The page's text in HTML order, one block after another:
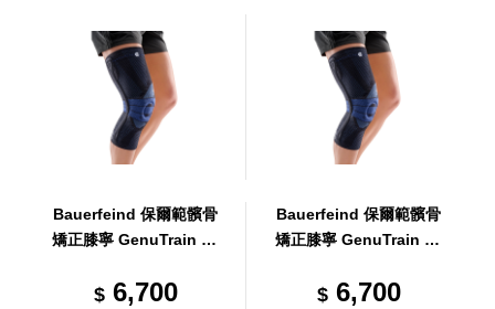
Bauerfeind 保爾範髕骨
矯正膝寧 GenuTrain P3
$6,700
Bauerfeind 保爾範髕骨
矯正膝寧 GenuTrain P3
$6,700